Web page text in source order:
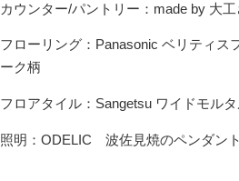
カウンター/パントリー：made by 大工
フローリング：Panasonic ベリティス
ーク柄
フロアタイル：Sangetsu ワイドモル
照明：ODELIC 波佐見焼のペンダン